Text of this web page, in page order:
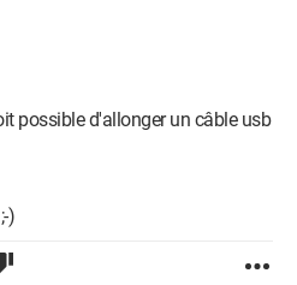
possible d'allonger un câble usb
)